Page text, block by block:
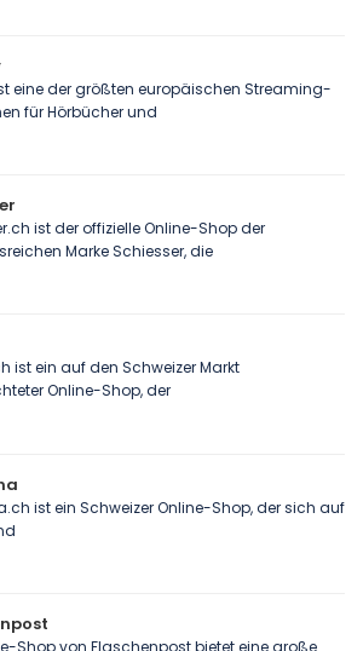
eine der größten europäischen Streaming-
für Hörbücher und
ist der offizielle Online-Shop der
Marke Schiesser, die
ist ein auf den Schweizer Markt
Online-Shop, der
ist ein Schweizer Online-Shop, der sich auf
Shop von Flaschenpost bietet eine große